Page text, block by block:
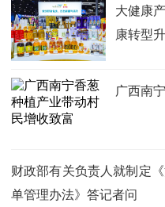
大健康
康转型
广西南
财政部有关负责人就制定
单管理办法》答记者问